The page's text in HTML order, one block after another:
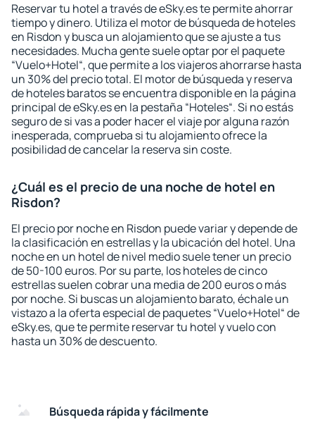
Reservar tu hotel a través de eSky.es te permite ahorrar
tiempo y dinero. Utiliza el motor de búsqueda de hoteles
en Risdon y busca un alojamiento que se ajuste a tus
necesidades. Mucha gente suele optar por el paquete
“Vuelo+Hotel“, que permite a los viajeros ahorrarse hasta
un 30% del precio total. El motor de búsqueda y reserva
de hoteles baratos se encuentra disponible en la página
principal de eSky.es en la pestaña “Hoteles“. Si no estás
seguro de si vas a poder hacer el viaje por alguna razón
inesperada, comprueba si tu alojamiento ofrece la
posibilidad de cancelar la reserva sin coste.
¿Cuál es el precio de una noche de hotel en
Risdon?
El precio por noche en Risdon puede variar y depende de
la clasificación en estrellas y la ubicación del hotel. Una
noche en un hotel de nivel medio suele tener un precio
de 50-100 euros. Por su parte, los hoteles de cinco
estrellas suelen cobrar una media de 200 euros o más
por noche. Si buscas un alojamiento barato, échale un
vistazo a la oferta especial de paquetes “Vuelo+Hotel“ de
eSky.es, que te permite reservar tu hotel y vuelo con
hasta un 30% de descuento.
Búsqueda rápida y fácilmente